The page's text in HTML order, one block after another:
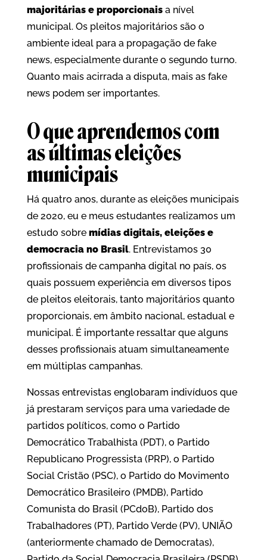
majoritárias e proporcionaisa nível
municipal. Os pleitos majoritários são o
ambiente ideal para a propagação de fake
news, especialmente durante o segundo turno.
Quanto mais acirrada a disputa, mais as fake
news podem ser importantes.
O que aprendemos com
as últimas eleições
municipais
Há quatro anos, durante as eleições municipais
de 2020, eu e meus estudantes realizamos um
estudo sobre mídias digitais, eleições e
democracia no Brasil. Entrevistamos 30
profissionais de campanha digital no país, os
quais possuem experiência em diversos tipos
de pleitos eleitorais, tanto majoritários quanto
proporcionais, em âmbito nacional, estadual e
municipal. É importante ressaltar que alguns
desses profissionais atuam simultaneamente
em múltiplas campanhas.
Nossas entrevistas englobaram indivíduos que
já prestaram serviços para uma variedade de
partidos políticos, como o Partido
Democrático Trabalhista (PDT), o Partido
Republicano Progressista (PRP), o Partido
Social Cristão (PSC), o Partido do Movimento
Democrático Brasileiro (PMDB), Partido
Comunista do Brasil (PCdoB), Partido dos
Trabalhadores (PT), Partido Verde (PV), UNIÃO
(anteriormente chamado de Democratas),